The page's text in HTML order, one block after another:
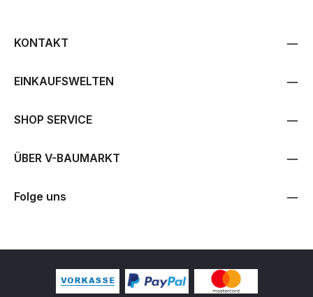
KONTAKT
EINKAUFSWELTEN
SHOP SERVICE
ÜBER V-BAUMARKT
Folge uns